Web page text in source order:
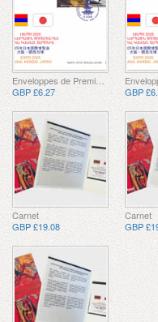
GBP £6.27
GBP
Carnet
GBP £19.08
Carnet
GBP